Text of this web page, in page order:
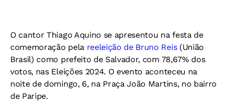
O cantor Thiago Aquino se apresentou na festa de
comemoração pela reeleição de Bruno Reis(União
Brasil) como prefeito de Salvador, com 78,67% dos
votos, nas Eleições 2024. O evento aconteceu na
noite de domingo, 6, na Praça João Martins, no bairro
de Paripe.